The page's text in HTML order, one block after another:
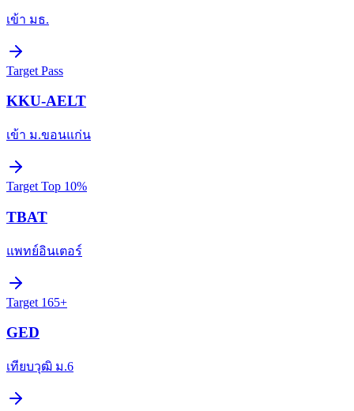
เข้า มธ.
Target Pass
KKU-AELT
เข้า ม.ขอนแก่น
Target Top 10%
TBAT
แพทย์อินเตอร์
Target 165+
GED
เทียบวุฒิ ม.6